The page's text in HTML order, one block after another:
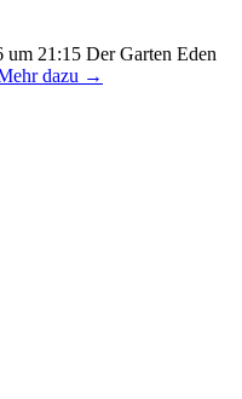
21:15 Der Garten Eden
dazu →